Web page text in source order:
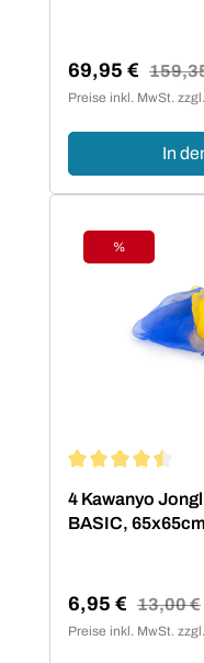
Verkaufspreis:
69,95 €
Preise inkl. MwSt.
In
Rabatt
%
4 Kawanyo
BASIC, 65x65cm
Verkaufspreis:
6,95 € Regulärer
13,00 €
Preise inkl. MwSt.